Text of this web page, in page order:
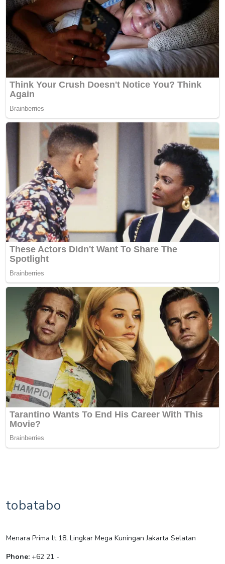
tobatabo
Menara Prima lt 18, Lingkar Mega Kuningan Jakarta Selatan
Phone: +62 21 -